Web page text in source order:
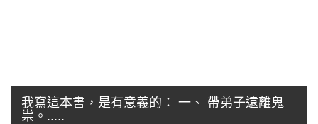
我寫這本書，是有意義的： 一、 帶弟子遠離鬼
祟。.....